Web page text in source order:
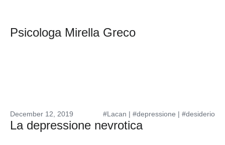
Psicologa Mirella Greco
#Lacan | #depressione | #desiderio
December 12, 2019
La depressione nevrotica